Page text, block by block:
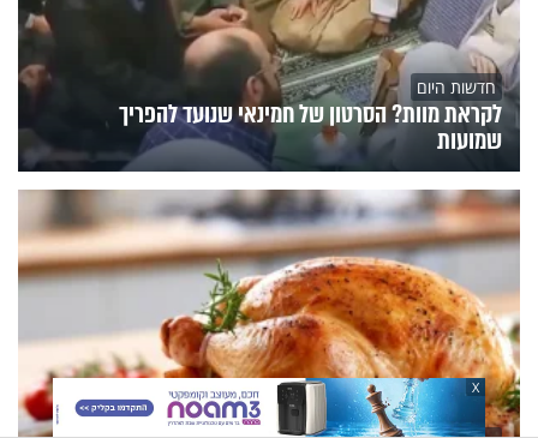
חדשות היום
לקראת מוות? הסרטון של חמינאי שנועד להפריך
שמועות
X